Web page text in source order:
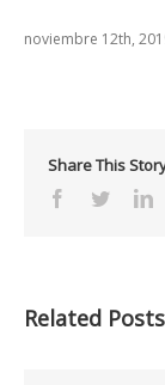
noviembre 12th,
Share This
Facebook
Twitter
Related Posts